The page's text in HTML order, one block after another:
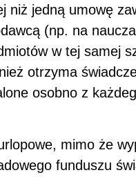
niż jedną umowę
(np. na
w tej samej
otrzyma
osobno z
mimo że
funduszu